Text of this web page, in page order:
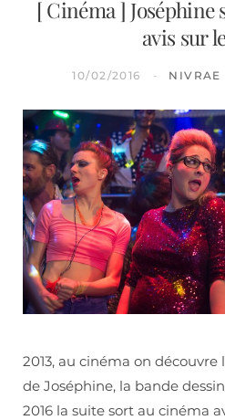
[ Cinéma ]
avis sur
10/02/2016 NIVRAE
2013, au cinéma on
de Joséphine, la bande
2016 la suite sort au cinéma